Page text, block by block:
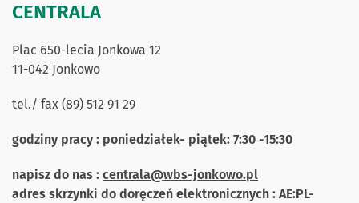
CENTRALA
Plac 650-lecia Jonkowa 12
11-042 Jonkowo
tel./ fax (89) 512 91 29
godziny pracy : poniedziałek- piątek: 7:30 -15:30
napisz do nas : centrala@wbs-jonkowo.pl
adres skrzynki do doręczeń elektronicznych : AE:PL-